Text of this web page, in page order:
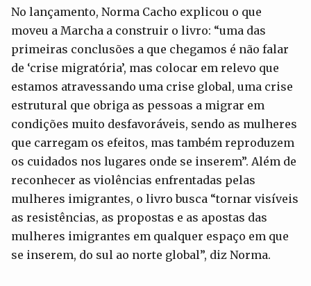
No lançamento, Norma Cacho explicou o que
moveu a Marcha a construir o livro: “uma das
primeiras conclusões a que chegamos é não falar
de ‘crise migratória’, mas colocar em relevo que
estamos atravessando uma crise global, uma crise
estrutural que obriga as pessoas a migrar em
condições muito desfavoráveis, sendo as mulheres
que carregam os efeitos, mas também reproduzem
os cuidados nos lugares onde se inserem”. Além de
reconhecer as violências enfrentadas pelas
mulheres imigrantes, o livro busca “tornar visíveis
as resistências, as propostas e as apostas das
mulheres imigrantes em qualquer espaço em que
se inserem, do sul ao norte global”, diz Norma.